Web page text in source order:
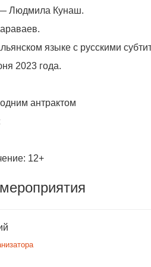
— Людмила Кунаш.
языке с русскими
2023 года.
антрактом
12+